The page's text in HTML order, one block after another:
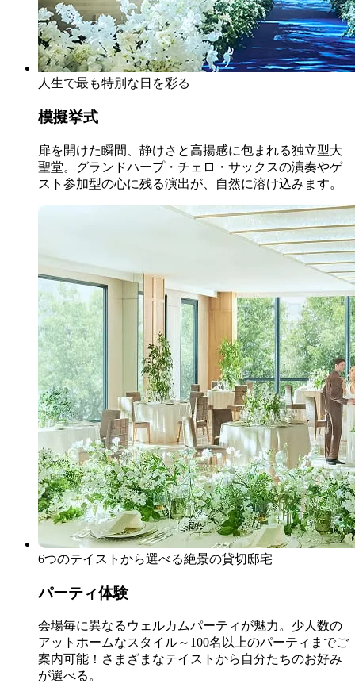
人生で最も特別な日を彩る
模擬挙式
扉を開けた瞬間、静けさと高揚感に包まれる独立型大
聖堂。グランドハープ・チェロ・サックスの演奏やゲ
スト参加型の心に残る演出が、自然に溶け込みます。
6つのテイストから選べる絶景の貸切邸宅
パーティ体験
会場毎に異なるウェルカムパーティが魅力。少人数の
アットホームなスタイル～100名以上のパーティまでご
案内可能！さまざまなテイストから自分たちのお好み
が選べる。